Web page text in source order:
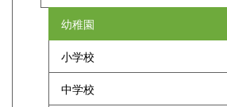
幼稚園
小学校
中学校